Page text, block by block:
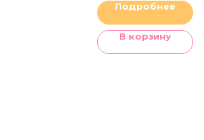
Подробнее
В корзину